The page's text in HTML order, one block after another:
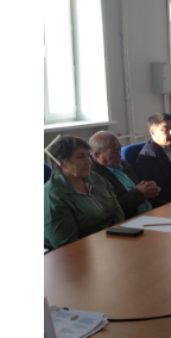
Previous